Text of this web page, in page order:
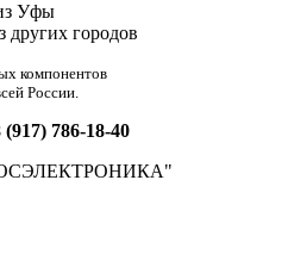
Уфы
других городов
компонентов
России.
(917) 786-18-40